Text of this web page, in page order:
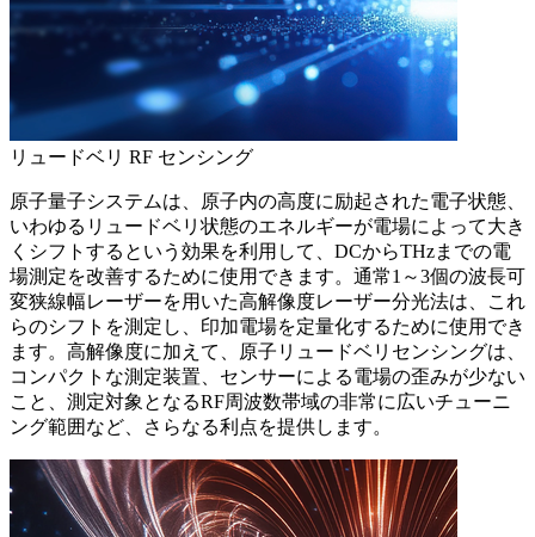
リュードベリ RF センシング
原子量子システムは、原子内の高度に励起された電子状態、
いわゆるリュードベリ状態のエネルギーが電場によって大き
くシフトするという効果を利用して、DCからTHzまでの電
場測定を改善するために使用できます。通常1～3個の波長可
変狭線幅レーザーを用いた高解像度レーザー分光法は、これ
らのシフトを測定し、印加電場を定量化するために使用でき
ます。高解像度に加えて、原子リュードベリセンシングは、
コンパクトな測定装置、センサーによる電場の歪みが少ない
こと、測定対象となるRF周波数帯域の非常に広いチューニ
ング範囲など、さらなる利点を提供します。